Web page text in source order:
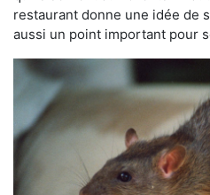
restaurant donne une idée de
aussi un point important pour